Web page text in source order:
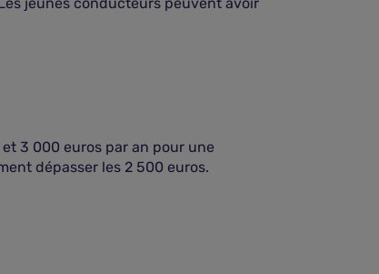
3 000 euros par an pour une
dépasser les 2 500 euros.